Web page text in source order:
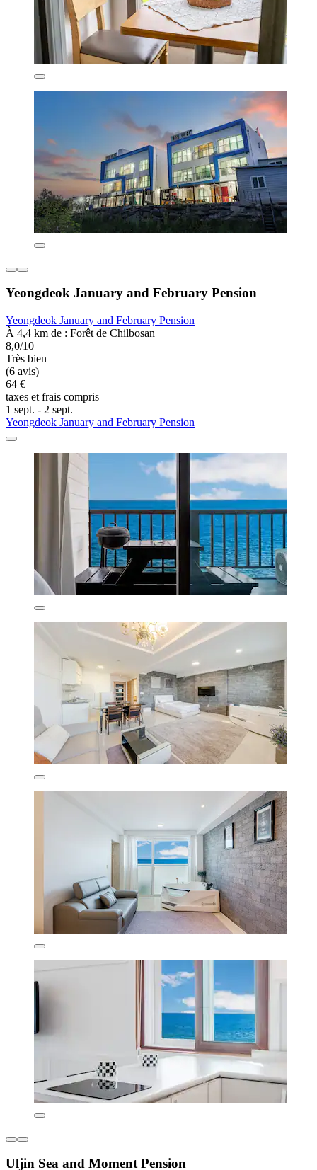
Yeongdeok January and February Pension
Yeongdeok January and February Pension
À 4,4 km de : Forêt de Chilbosan
8,0/10
Très bien
(6 avis)
64 €
taxes et frais compris
1 sept. - 2 sept.
Yeongdeok January and February Pension
Uljin Sea and Moment Pension